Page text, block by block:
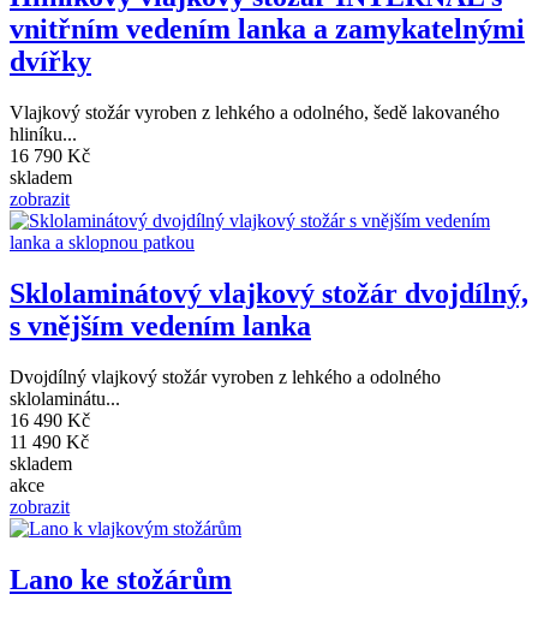
vnitřním vedením lanka a zamykatelnými
dvířky
Vlajkový stožár vyroben z lehkého a odolného, šedě lakovaného
hliníku...
16 790 Kč
skladem
zobrazit
Sklolaminátový vlajkový stožár dvojdílný,
s vnějším vedením lanka
Dvojdílný vlajkový stožár vyroben z lehkého a odolného
sklolaminátu...
16 490 Kč
11 490 Kč
skladem
akce
zobrazit
Lano ke stožárům